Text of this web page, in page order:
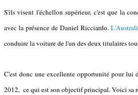
S'ils visent l'échellon supérieur, c'est que la
avec la présence de Daniel Ricciardo.
conduire la voiture de l'un des deux titulaires
C'est donc une excellente opportunité pour lui
2012, ce qui est son objectif principal. Voici sa